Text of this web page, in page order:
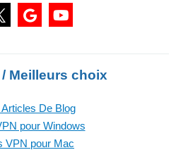
Meilleurs choix
De Blog
pour Windows
VPN pour Mac